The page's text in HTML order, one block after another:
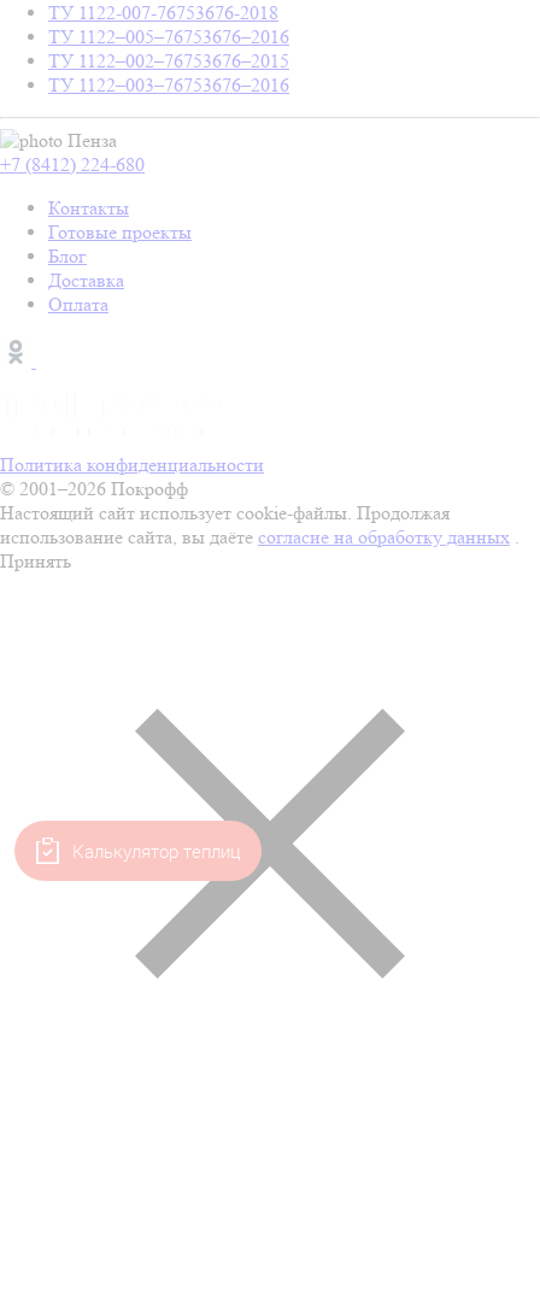
ТУ 1122-007-76753676-2018
ТУ 1122–005–76753676–2016
ТУ 1122–002–76753676–2015
ТУ 1122–003–76753676–2016
Пенза
+7 (8412) 224-680
Контакты
Готовые проекты
Блог
Доставка
Оплата
Политика конфиденциальности
© 2001–2026 Покрофф
Настоящий сайт использует cookie-файлы. Продолжая
использование сайта, вы даёте согласие на обработку данных .
Принять
Калькулятор теплиц